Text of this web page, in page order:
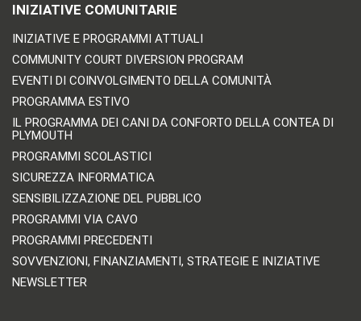
INIZIATIVE COMUNITARIE
INIZIATIVE E PROGRAMMI ATTUALI
COMMUNITY COURT DIVERSION PROGRAM
EVENTI DI COINVOLGIMENTO DELLA COMUNITÀ
PROGRAMMA ESTIVO
IL PROGRAMMA DEI CANI DA CONFORTO DELLA CONTEA DI
PLYMOUTH
PROGRAMMI SCOLASTICI
SICUREZZA INFORMATICA
SENSIBILIZZAZIONE DEL PUBBLICO
PROGRAMMI VIA CAVO
PROGRAMMI PRECEDENTI
SOVVENZIONI, FINANZIAMENTI, STRATEGIE E INIZIATIVE
NEWSLETTER